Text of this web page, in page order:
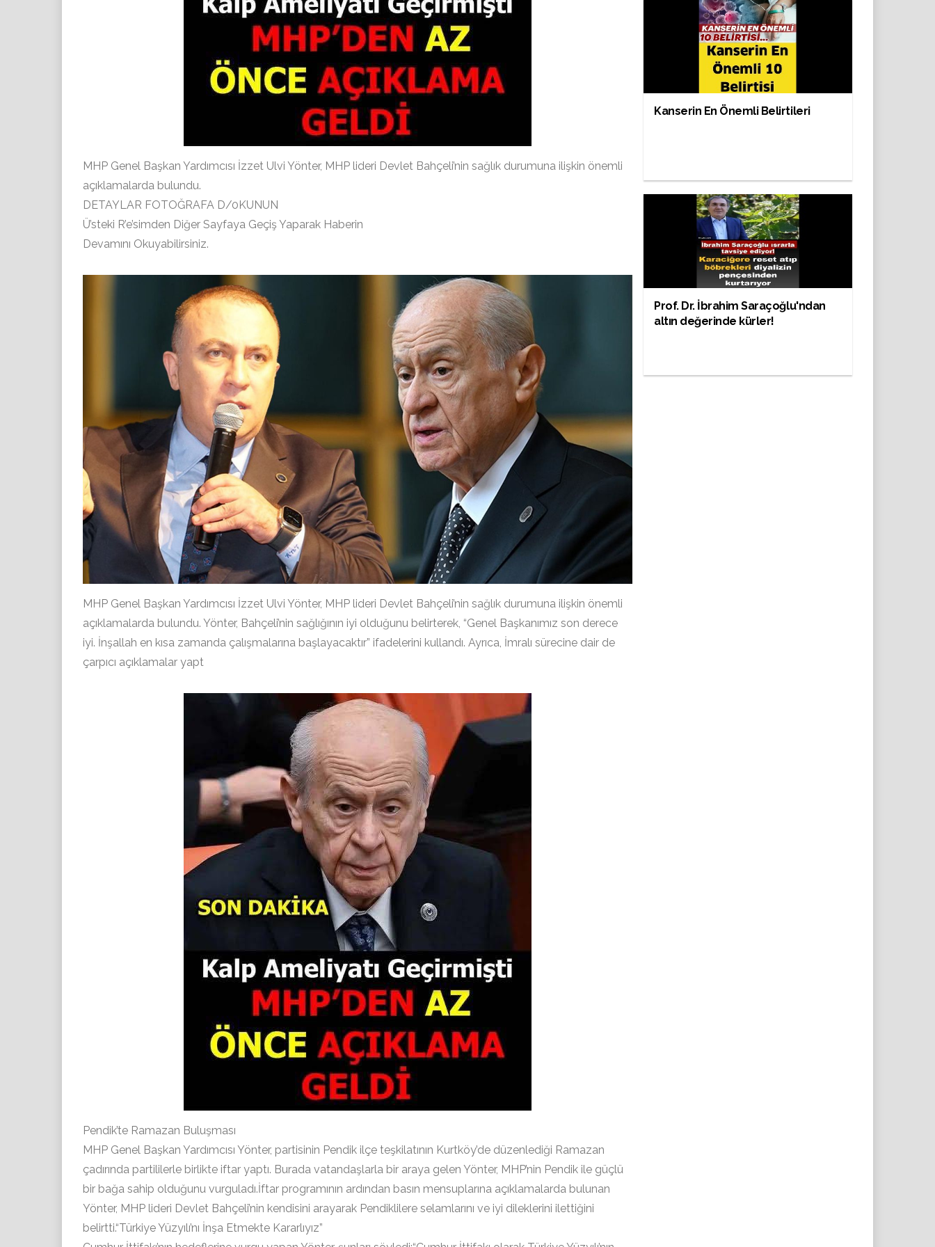
MHP Genel Başkan Yardımcısı İzzet Ulvi Yönter, MHP lideri Devlet Bahçeli’nin sağlık durumuna ilişkin önemli
açıklamalarda bulundu.
DETAYLAR FOTOĞRAFA D/0KUNUN
Ü’steki R’e’simden Diğer Sayfaya Geçiş Yaparak Haberin
Devamını Okuyabilirsiniz.
MHP Genel Başkan Yardımcısı İzzet Ulvi Yönter, MHP lideri Devlet Bahçeli’nin sağlık durumuna ilişkin önemli
açıklamalarda bulundu. Yönter, Bahçeli’nin sağlığının iyi olduğunu belirterek, “Genel Başkanımız son derece
iyi. İnşallah en kısa zamanda çalışmalarına başlayacaktır” ifadelerini kullandı. Ayrıca, İmralı sürecine dair de
çarpıcı açıklamalar yapt
Pendik’te Ramazan Buluşması
MHP Genel Başkan Yardımcısı Yönter, partisinin Pendik ilçe teşkilatının Kurtköy’de düzenlediği Ramazan
çadırında partililerle birlikte iftar yaptı. Burada vatandaşlarla bir araya gelen Yönter, MHP’nin Pendik ile güçlü
bir bağa sahip olduğunu vurguladı.İftar programının ardından basın mensuplarına açıklamalarda bulunan
Yönter, MHP lideri Devlet Bahçeli’nin kendisini arayarak Pendiklilere selamlarını ve iyi dileklerini ilettiğini
belirtti.“Türkiye Yüzyılı’nı İnşa Etmekte Kararlıyız”
Kanserin En Önemli Belirtileri
Prof. Dr. İbrahim Saraçoğlu'ndan
altın değerinde kürler!